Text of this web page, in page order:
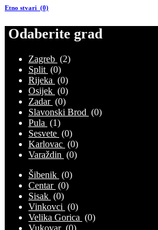
Etno stvari (0)
Odaberite grad
Zagreb (2)
Split (0)
Rijeka (0)
Osijek (0)
Zadar (0)
Slavonski Brod (0)
Pula (1)
Sesvete (0)
Karlovac (0)
Varaždin (0)
Šibenik (0)
Centar (0)
Sisak (0)
Vinkovci (0)
Velika Gorica (0)